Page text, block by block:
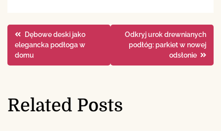
Nawigacja
wpisu
Dębowe deski jako
elegancka podłoga w
domu
Odkryj urok drewnianych
podłóg: parkiet w nowej
odsłonie
Related Posts